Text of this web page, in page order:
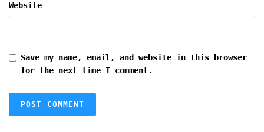
Website
Save my name, email, and website in this browser
for the next time I comment.